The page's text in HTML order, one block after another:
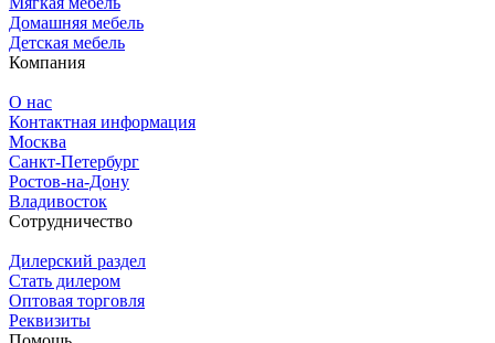
Домашняя мебель
Детская мебель
Компания
О нас
Контактная информация
Москва
Санкт-Петербург
Ростов-на-Дону
Владивосток
Сотрудничество
Дилерский раздел
Стать дилером
Оптовая торговля
Реквизиты